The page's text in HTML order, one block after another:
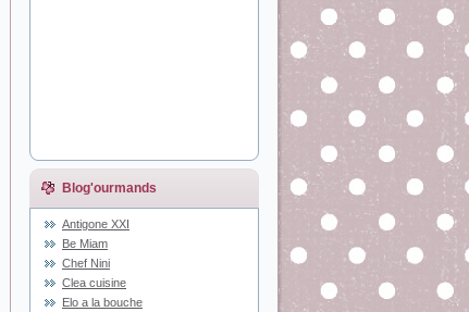
Blog'ourmands
Antigone XXI
Be Miam
Chef Nini
Clea cuisine
Elo a la bouche